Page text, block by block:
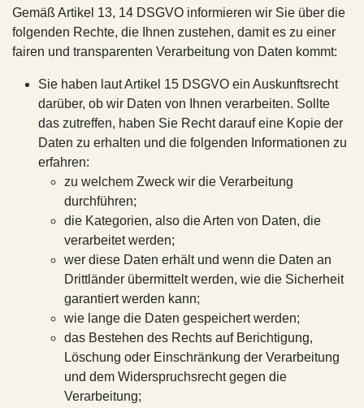
Gemäß Artikel 13, 14 DSGVO informieren wir Sie über die
folgenden Rechte, die Ihnen zustehen, damit es zu einer
fairen und transparenten Verarbeitung von Daten kommt:
Sie haben laut Artikel 15 DSGVO ein Auskunftsrecht
darüber, ob wir Daten von Ihnen verarbeiten. Sollte
das zutreffen, haben Sie Recht darauf eine Kopie der
Daten zu erhalten und die folgenden Informationen zu
erfahren:
zu welchem Zweck wir die Verarbeitung
durchführen;
die Kategorien, also die Arten von Daten, die
verarbeitet werden;
wer diese Daten erhält und wenn die Daten an
Drittländer übermittelt werden, wie die Sicherheit
garantiert werden kann;
wie lange die Daten gespeichert werden;
das Bestehen des Rechts auf Berichtigung,
Löschung oder Einschränkung der Verarbeitung
und dem Widerspruchsrecht gegen die
Verarbeitung;